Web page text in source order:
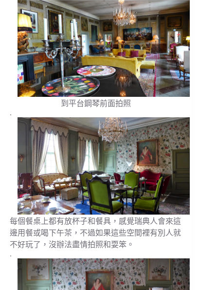
到平台鋼琴前面拍照
.
每個餐桌上都有放杯子和餐具，感覺瑞典人會來這
邊用餐或喝下午茶，不過如果這些空間裡有別人就
不好玩了，沒辦法盡情拍照和耍笨。
.